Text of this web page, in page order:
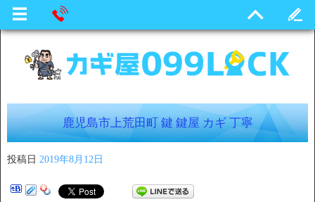
鹿児島市上荒田町 鍵 鍵屋 カギ 丁寧
投稿日 2019年8月12日